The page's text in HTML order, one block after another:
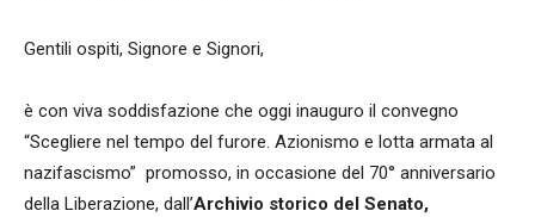
Gentili ospiti, Signore e Signori,
è con viva soddisfazione che oggi inauguro il convegno
“Scegliere nel tempo del furore. Azionismo e lotta armata al
nazifascismo” promosso, in occasione del 70° anniversario
della Liberazione, dall’Archivio storico del Senato,